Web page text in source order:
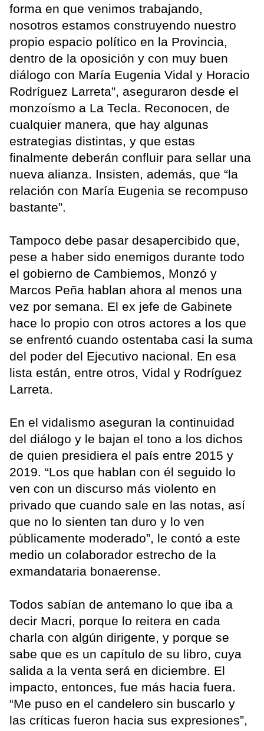
forma en que venimos trabajando,
nosotros estamos construyendo nuestro
propio espacio político en la Provincia,
dentro de la oposición y con muy buen
diálogo con María Eugenia Vidal y Horacio
Rodríguez Larreta”, aseguraron desde el
monzoísmo a La Tecla. Reconocen, de
cualquier manera, que hay algunas
estrategias distintas, y que estas
finalmente deberán confluir para sellar una
nueva alianza. Insisten, además, que “la
relación con María Eugenia se recompuso
bastante”.
Tampoco debe pasar desapercibido que,
pese a haber sido enemigos durante todo
el gobierno de Cambiemos, Monzó y
Marcos Peña hablan ahora al menos una
vez por semana. El ex jefe de Gabinete
hace lo propio con otros actores a los que
se enfrentó cuando ostentaba casi la suma
del poder del Ejecutivo nacional. En esa
lista están, entre otros, Vidal y Rodríguez
Larreta.
En el vidalismo aseguran la continuidad
del diálogo y le bajan el tono a los dichos
de quien presidiera el país entre 2015 y
2019. “Los que hablan con él seguido lo
ven con un discurso más violento en
privado que cuando sale en las notas, así
que no lo sienten tan duro y lo ven
públicamente moderado”, le contó a este
medio un colaborador estrecho de la
exmandataria bonaerense.
Todos sabían de antemano lo que iba a
decir Macri, porque lo reitera en cada
charla con algún dirigente, y porque se
sabe que es un capítulo de su libro, cuya
salida a la venta será en diciembre. El
impacto, entonces, fue más hacia fuera.
“Me puso en el candelero sin buscarlo y
las críticas fueron hacia sus expresiones”,